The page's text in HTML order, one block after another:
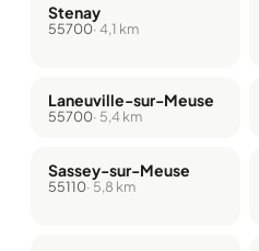
Stenay
55700· 4,1 km
Laneuville-sur-Meuse
55700· 5,4 km
Sassey-sur-Meuse
55110· 5,8 km